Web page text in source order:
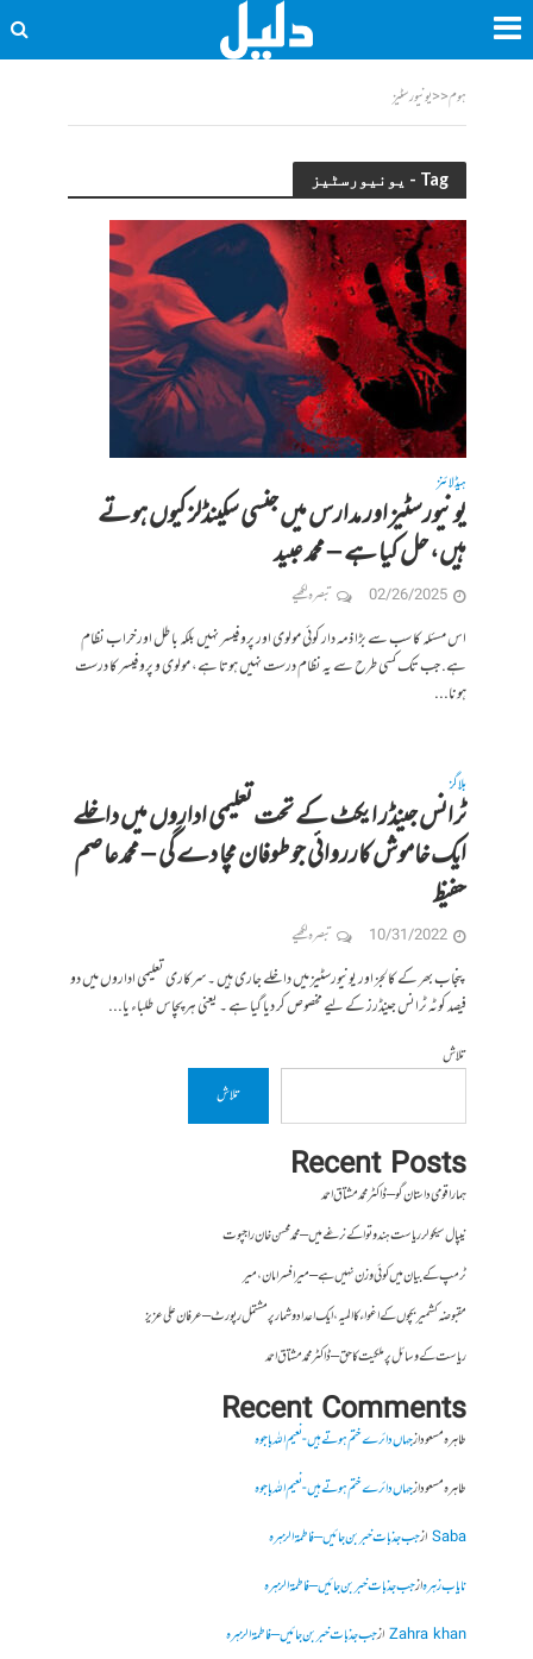
ہوم<<یونیورسٹیز
Tag - یونیورسٹیز
ہیڈلائنز
یونیورسٹیز اور مدارس میں جنسی سکینڈلز کیوں ہوتے
ہیں، حل کیا ہے – محمد عبید
02/26/2025 تبصرہ لکھیے
اس مسئلہ کا سب سے بڑا ذمہ دار کوئی مولوی اور پروفیسر نہیں بلکہ باطل اور خراب نظام
ہے. جب تک کسی طرح سے یہ نظام درست نہیں ہوتا ہے، مولوی و پروفیسر کا درست
ہونا...
بلاگز
ٹرانس جینڈر ایکٹ کے تحت تعلیمی اداروں میں داخلے
ایک خاموش کارروائی جو طوفان مچا دے گی – محمدعاصم
حفیظ
10/31/2022 تبصرہ لکھیے
پنجاب بھر کے کالجز اور یونیورسٹیز میں داخلے جاری ہیں ۔ سرکاری تعلیمی اداروں میں دو
فیصد کوٹہ ٹرانس جینڈرز کے لیے مخصوص کر دیا گیا ہے ۔ یعنی ہر پچاس طلباء یا...
تلاش
تلاش
Recent Posts
ہمارا قومی داستان گو – ڈاکٹر محمد مشتاق احمد
نیپال سیکولر ریاست ہندوتوا کے نرغے میں – محمد محسن خان راجپوت
ٹرمپ کے بیان میں کوئی وزن نہیں ہے – میر افسرامان،میر
مقبوضہ کشمیر بچوں کے اغواء کا المیہ، ایک اعداد و شمار پر مشتمل رپورٹ – عرفان علی عزیز
ریاست کے وسائل پر ملکیت کا حق – ڈاکٹر محمد مشتاق احمد
Recent Comments
طاہرہ مسعودازجہاں دائرے ختم ہوتے ہیں- نعیم اللہ باجوہ
طاہرہ مسعودازجہاں دائرے ختم ہوتے ہیں- نعیم اللہ باجوہ
Sabaازجب جذبات خبر بن جائیں – فاطمۃالزہرہ
نایاب زہرہازجب جذبات خبر بن جائیں – فاطمۃالزہرہ
Zahra khanازجب جذبات خبر بن جائیں – فاطمۃالزہرہ